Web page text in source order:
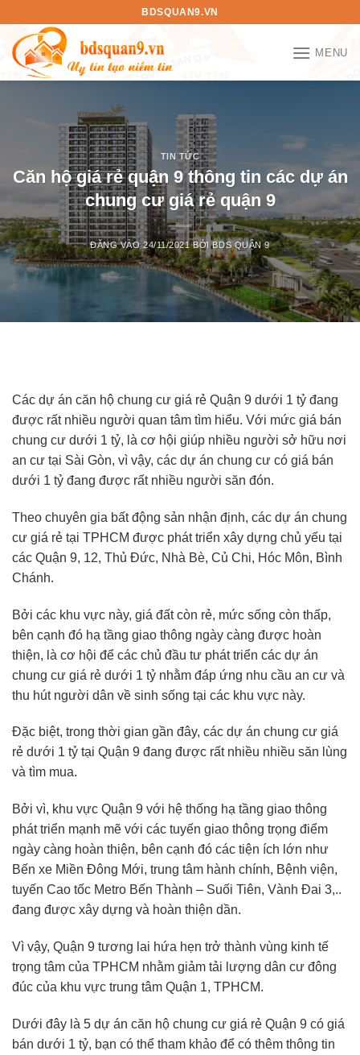
nội
dung
BDSQUAN9.VN
MENU
TIN TỨC
Căn hộ giá rẻ quận 9 thông tin các dự án
chung cư giá rẻ quận 9
ĐĂNG VÀO24/11/2021 BỞIBDS QUẬN 9
Các dự án căn hộ chung cư giá rẻ Quận 9 dưới 1 tỷ đang
được rất nhiều người quan tâm tìm hiểu. Với mức giá bán
chung cư dưới 1 tỷ, là cơ hội giúp nhiều người sở hữu nơi
an cư tại Sài Gòn, vì vậy, các dự án chung cư có giá bán
dưới 1 tỷ đang được rất nhiều người săn đón.
Theo chuyên gia bất động sản nhận định, các dự án chung
cư giá rẻ tại TPHCM được phát triển xây dựng chủ yếu tại
các Quận 9, 12, Thủ Đức, Nhà Bè, Củ Chi, Hóc Môn, Bình
Chánh.
Bởi các khu vực này, giá đất còn rẻ, mức sống còn thấp,
bên cạnh đó hạ tầng giao thông ngày càng được hoàn
thiện, là cơ hội để các chủ đầu tư phát triển các dự án
chung cư giá rẻ dưới 1 tỷ nhằm đáp ứng nhu cầu an cư và
thu hút người dân về sinh sống tại các khu vực này.
Đặc biệt, trong thời gian gần đây, các dự án chung cư giá
rẻ dưới 1 tỷ tại Quận 9 đang được rất nhiều nhiều săn lùng
và tìm mua.
Bởi vì, khu vực Quận 9 với hệ thống hạ tầng giao thông
phát triển mạnh mẽ với các tuyến giao thông trọng điểm
ngày càng hoàn thiện, bên cạnh đó các tiện ích lớn như
Bến xe Miền Đông Mới, trung tâm hành chính, Bệnh viện,
tuyến Cao tốc Metro Bến Thành – Suối Tiên, Vành Đai 3,..
đang được xây dựng và hoàn thiện dần.
Vì vậy, Quận 9 tương lai hứa hẹn trở thành vùng kinh tế
trọng tâm của TPHCM nhằm giảm tải lượng dân cư đông
đúc của khu vực trung tâm Quận 1, TPHCM.
Dưới đây là 5 dự án căn hộ chung cư giá rẻ Quận 9 có giá
bán dưới 1 tỷ, bạn có thể tham khảo để có thêm thông tin